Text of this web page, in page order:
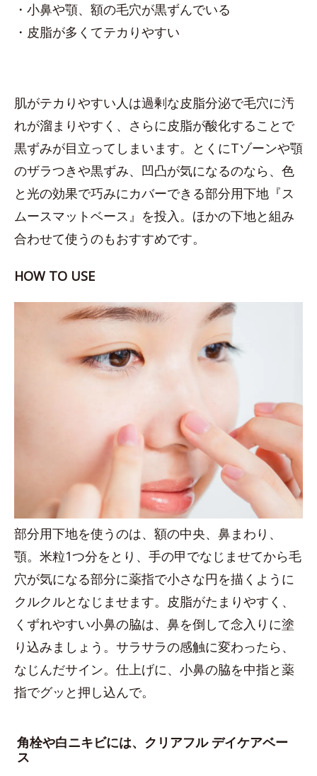
・小鼻や顎、額の毛穴が黒ずんでいる
・皮脂が多くてテカりやすい
肌がテカりやすい人は過剰な皮脂分泌で毛穴に汚
れが溜まりやすく、さらに皮脂が酸化することで
黒ずみが目立ってしまいます。とくにTゾーンや顎
のザラつきや黒ずみ、凹凸が気になるのなら、色
と光の効果で巧みにカバーできる部分用下地『ス
ムースマットベース』を投入。ほかの下地と組み
合わせて使うのもおすすめです。
HOW TO USE
部分用下地を使うのは、額の中央、鼻まわり、
顎。米粒1つ分をとり、手の甲でなじませてから毛
穴が気になる部分に薬指で小さな円を描くように
クルクルとなじませます。皮脂がたまりやすく、
くずれやすい小鼻の脇は、鼻を倒して念入りに塗
り込みましょう。サラサラの感触に変わったら、
なじんだサイン。仕上げに、小鼻の脇を中指と薬
指でグッと押し込んで。
角栓や白ニキビには、クリアフル デイケアベー
ス